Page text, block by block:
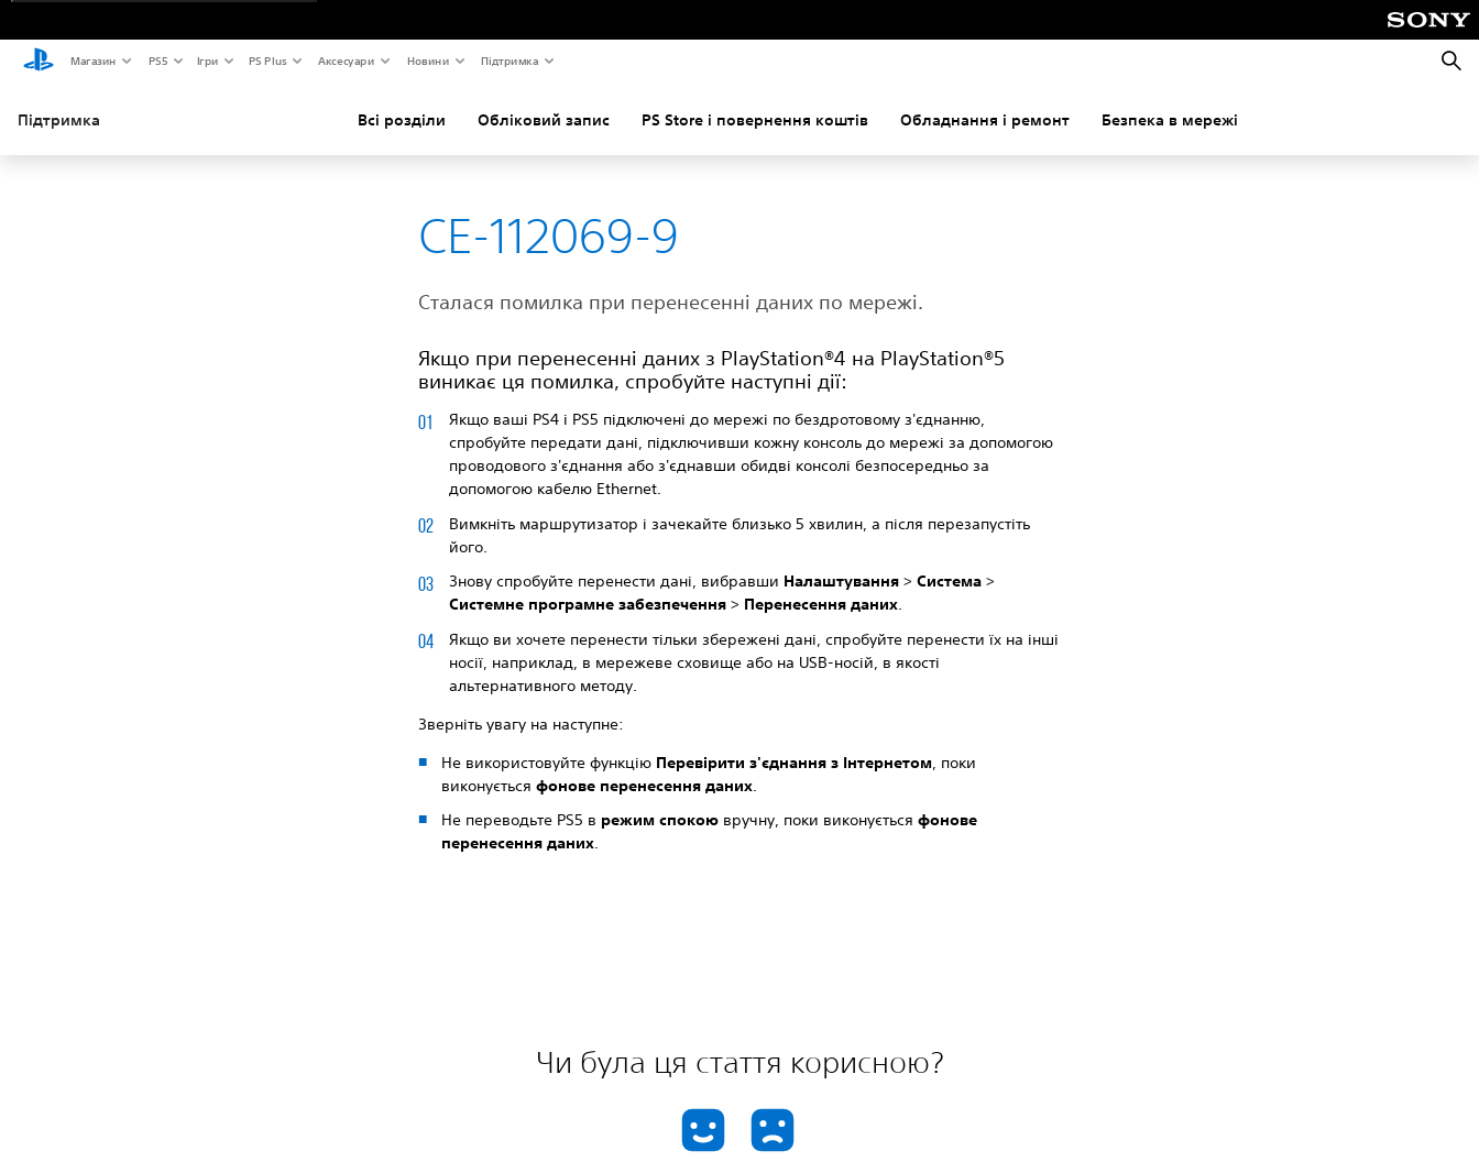
Магазин PS5 Ігри PS Plus Аксесуари Новини Підтримка
Підтримка Всі розділи Обліковий запис PS Store і повернення коштів Обладнання і ремонт Безпека в мережі
CE-112069-9
Сталася помилка при перенесенні даних по мережі.
Якщо при перенесенні даних з PlayStation®4 на PlayStation®5
виникає ця помилка, спробуйте наступні дії:
Якщо ваші PS4 і PS5 підключені до мережі по бездротовому з'єднанню,
спробуйте передати дані, підключивши кожну консоль до мережі за допомогою
проводового з'єднання або з'єднавши обидві консолі безпосередньо за
допомогою кабелю Ethernet.
Вимкніть маршрутизатор і зачекайте близько 5 хвилин, а після перезапустіть
його.
Знову спробуйте перенести дані, вибравши Налаштування >Система >
Системне програмне забезпечення > Перенесення даних.
Якщо ви хочете перенести тільки збережені дані, спробуйте перенести їх на інші
носії, наприклад, в мережеве сховище або на USB-носій, в якості
альтернативного методу.
Зверніть увагу на наступне:
Не використовуйте функцію Перевірити з'єднання з Інтернетом , поки
виконуєтьсяфонове перенесення даних
Не переводьте PS5 в режим спокою вручну, поки виконуєтьсяфонове
перенесення даних.
Чи була ця стаття корисною?